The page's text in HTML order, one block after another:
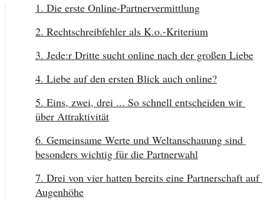
1. Die erste Online-Partnervermittlung
2. Rechtschreibfehler als K.o.-Kriterium
3. Jede:r Dritte sucht online nach der großen Liebe
4. Liebe auf den ersten Blick auch online?
5. Eins, zwei, drei ... So schnell entscheiden wir
über Attraktivität
6. Gemeinsame Werte und Weltanschauung sind
besonders wichtig für die Partnerwahl
7. Drei von vier hatten bereits eine Partnerschaft auf
Augenhöhe